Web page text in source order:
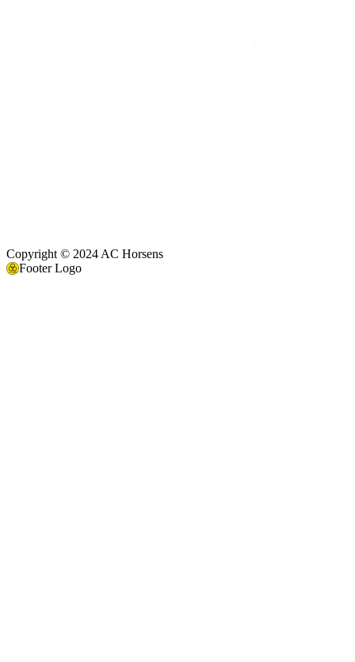
Copyright © 2024 AC Horsens
Footer Logo